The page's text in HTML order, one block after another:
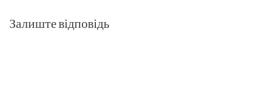
Залиште відповідь